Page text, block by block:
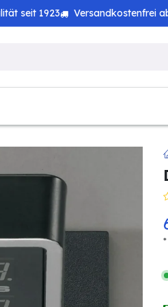
seit 1923 Versandkostenfrei